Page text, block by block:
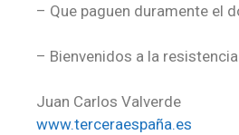
– Que paguen duramente el
– Bienvenidos a la resistencia
Juan Carlos Valverde
www.terceraespaña.es